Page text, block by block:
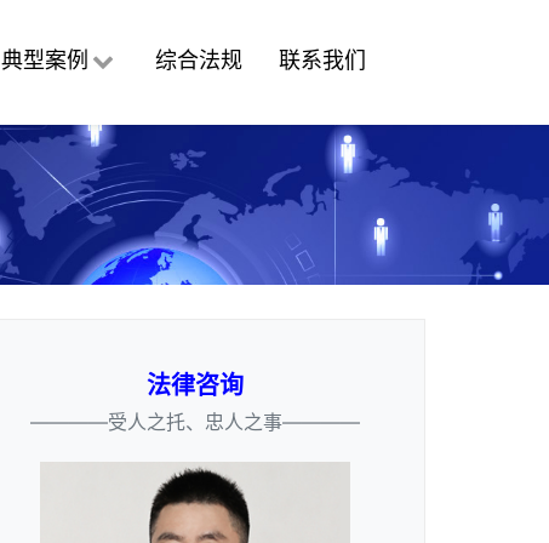
典型案例 综合法规 联系我们
法律咨询
————受人之托、忠人之事————